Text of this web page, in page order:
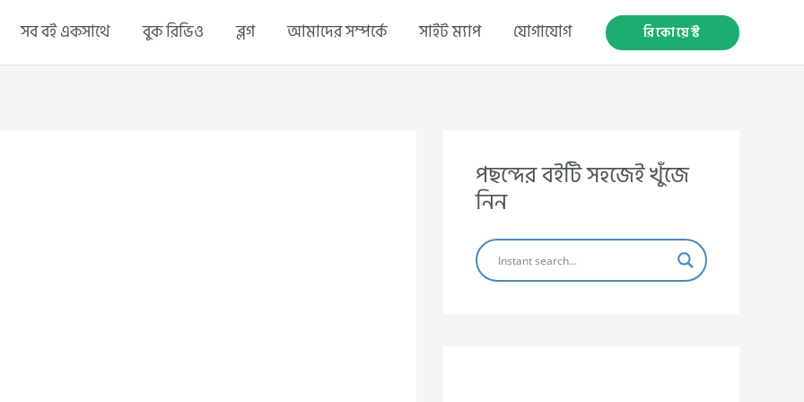
সব বই একসাথে বুক রিভিও ব্লগ আমাদের সম্পর্কে সাইট ম্যাপ যোগাযোগ রিকোয়েস্ট
পছন্দের বইটি সহজেই খুঁজে
নিন